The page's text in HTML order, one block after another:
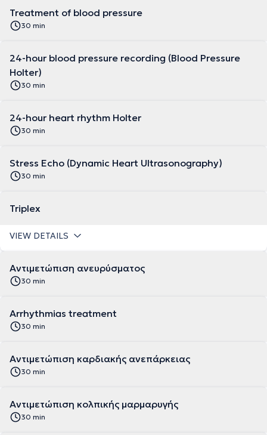
Treatment of blood pressure
30 min
24-hour blood pressure recording (Blood Pressure
Holter)
30 min
24-hour heart rhythm Holter
30 min
Stress Echo (Dynamic Heart Ultrasonography)
30 min
Triplex
VIEW DETAILS
Αντιμετώπιση ανευρύσματος
30 min
Αrrhythmias treatment
30 min
Αντιμετώπιση καρδιακής ανεπάρκειας
30 min
Αντιμετώπιση κολπικής μαρμαρυγής
30 min